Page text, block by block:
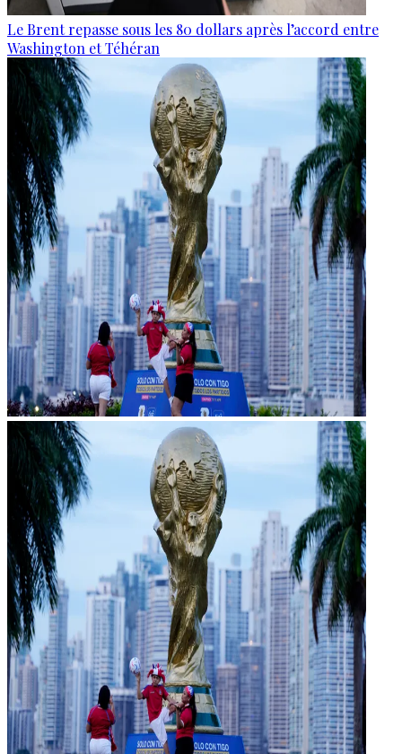
Le Brent repasse sous les 80 dollars après l’accord entre
Washington et Téhéran